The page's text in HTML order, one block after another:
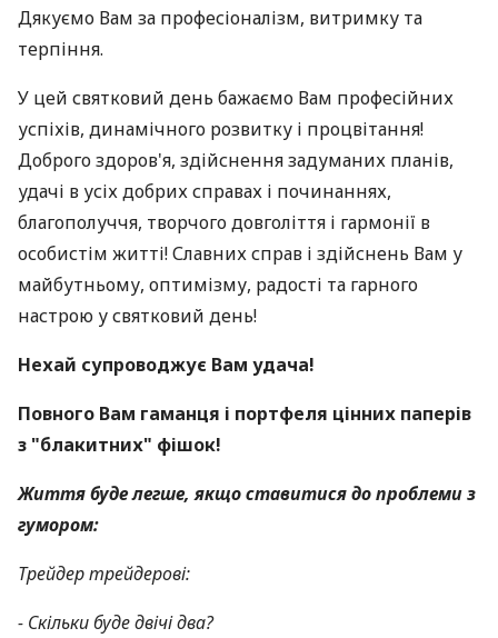
Дякуємо Вам за професіоналізм, витримку та
терпіння.
У цей святковий день бажаємо Вам професійних
успіхів, динамічного розвитку і процвітання!
Доброго здоров'я, здійснення задуманих планів,
удачі в усіх добрих справах і починаннях,
благополуччя, творчого довголіття і гармонії в
особистім житті! Славних справ і здійснень Вам у
майбутньому, оптимізму, радості та гарного
настрою у святковий день!
Нехай супроводжує Вам удача!
Повного Вам гаманця і портфеля цінних паперів
з "блакитних" фішок!
Життя буде легше, якщо ставитися до проблеми з
гумором:
Трейдер трейдерові:
- Скільки буде двічі два?